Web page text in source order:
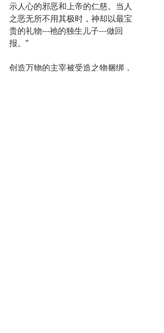
示人心的邪恶和上帝的仁慈。当人
之恶无所不用其极时，神却以最宝
贵的礼物---祂的独生儿子---做回
报。”
创造万物的主宰被受造之物捆绑，